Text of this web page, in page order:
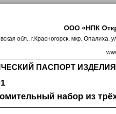
ООО «НПК
обл., г.Красногорск, мкр. Опалиха,
ПАСПОРТ
набор из